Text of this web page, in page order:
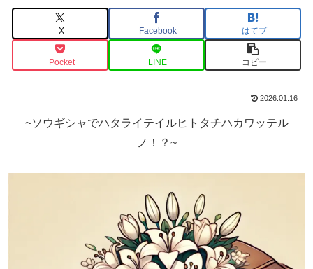
X Facebook はてブ
Pocket LINE コピー
2026.01.16
~ソウギシャでハタライテイルヒトタチハカワッテル
ノ！？~